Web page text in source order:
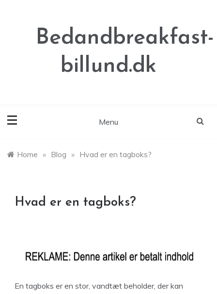
Bedandbreakfast-
billund.dk
Menu
Home » Blog » Hvad er en tagboks?
Hvad er en tagboks?
En tagboks er en stor, vandtæt beholder, der kan